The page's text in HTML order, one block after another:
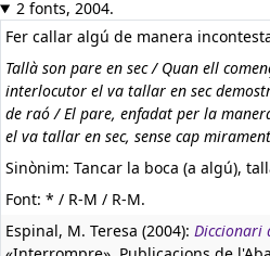
2 fonts, 2004.
Fer callar algú de manera
Tallà son pare en sec / Quan ell
interlocutor el va tallar en sec
de raó / El pare, enfadat per la
el va tallar en sec, sense cap
Sinònim: Tancar la boca (a algú),
Font: * / R-M / R-M.
Espinal, M. Teresa (2004): Diccionari